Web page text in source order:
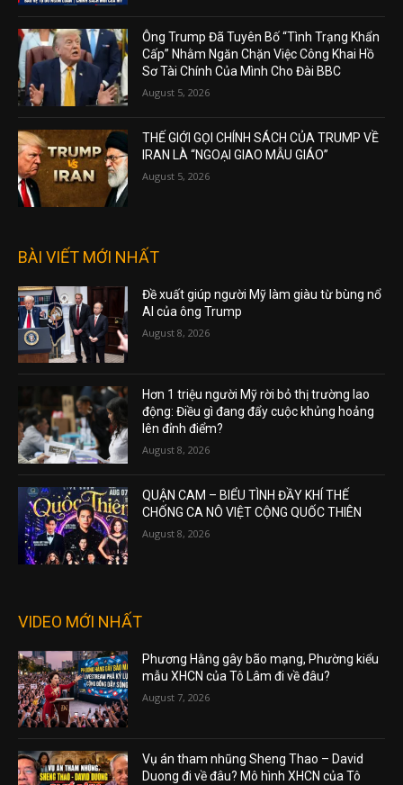
Ông Trump Đã Tuyên Bố “Tình Trạng Khẩn
Cấp” Nhằm Ngăn Chặn Việc Công Khai Hồ
Sơ Tài Chính Của Mình Cho Đài BBC
August 5, 2026
THẾ GIỚI GỌI CHÍNH SÁCH CỦA TRUMP VỀ
IRAN LÀ “NGOẠI GIAO MẪU GIÁO”
August 5, 2026
BÀI VIẾT MỚI NHẤT
Đề xuất giúp người Mỹ làm giàu từ bùng nổ
AI của ông Trump
August 8, 2026
Hơn 1 triệu người Mỹ rời bỏ thị trường lao
động: Điều gì đang đẩy cuộc khủng hoảng
lên đỉnh điểm?
August 8, 2026
QUẬN CAM – BIỂU TÌNH ĐẦY KHÍ THẾ
CHỐNG CA NÔ VIỆT CỘNG QUỐC THIÊN
August 8, 2026
VIDEO MỚI NHẤT
Phương Hằng gây bão mạng, Phường kiểu
mẫu XHCN của Tô Lâm đi về đâu?
August 7, 2026
Vụ án tham nhũng Sheng Thao – David
Duong đi về đâu? Mô hình XHCN của Tô